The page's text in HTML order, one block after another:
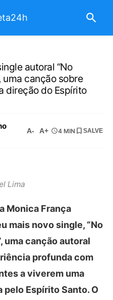
autoral “No
uma canção sobre
direção do Espírito
A- A+ 4 MIN SALVE
Lima
Monica França
mais novo single, “No
uma canção autoral
profunda com
a viverem uma
pelo Espírito Santo. O